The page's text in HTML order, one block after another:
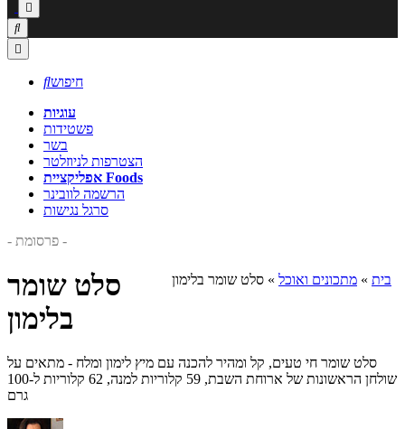



חיפוש
עוגיות
פשטידות
בשר
הצטרפות לניוזלטר
אפליקציית Foods
הרשמה לוובינר
סרגל נגישות
- פרסומת -
בית » מתכונים ואוכל » סלט שומר בלימון
סלט שומר
בלימון
סלט שומר חי טעים, קל ומהיר להכנה עם מיץ לימון ומלח - מתאים על
שולחן הראשונות של ארוחת השבת, 59 קלוריות למנה, 62 קלוריות ל-100
גרם